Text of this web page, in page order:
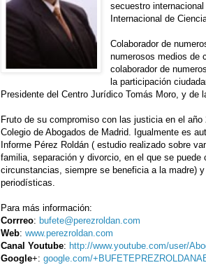
secuestro
Internacional de
Colaborador de
numerosos medios de
colaborador de
la participación
Presidente del Centro Jurídico Tomás Moro, y de
Fruto de su compromiso con las justicia en el
Colegio de Abogados de Madrid. Igualmente es
Informe Pérez Roldán ( estudio realizado sobre
familia, separación y divorcio, en el que se puede
circunstancias, siempre se beneficia a la madre)
periodísticas.
Para más información:
Corrreo: bufete@perezroldan.com
Web: www.perezroldan.com
Canal Youtube: http://www.youtube.com/user/
Google+: google.com/